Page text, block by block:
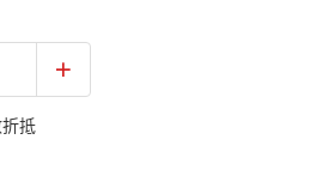
抵